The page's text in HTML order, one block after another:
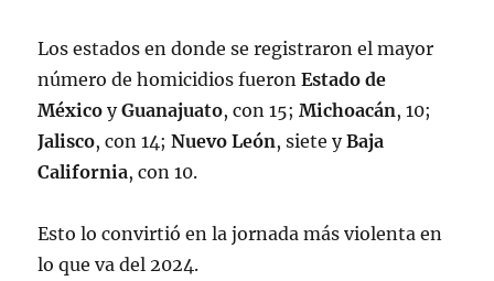
Los estados en donde se registraron el mayor
número de homicidios fueronEstado de
MéxicoyGuanajuato, con 15;Michoacán, 10;
Jalisco, con 14;Nuevo León, siete yBaja
California, con 10.
Esto lo convirtió en la jornada más violenta en
lo que va del 2024.